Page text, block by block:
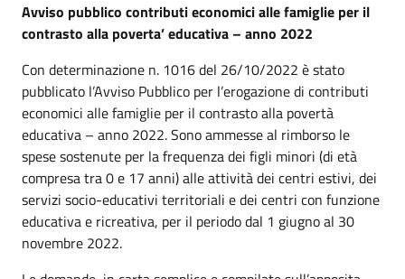
Avviso pubblico contributi economici alle famiglie per il
contrasto alla poverta’ educativa – anno 2022
Con determinazione n. 1016 del 26/10/2022 è stato
pubblicato l’Avviso Pubblico per l’erogazione di contributi
economici alle famiglie per il contrasto alla povertà
educativa – anno 2022. Sono ammesse al rimborso le
spese sostenute per la frequenza dei figli minori (di età
compresa tra 0 e 17 anni) alle attività dei centri estivi, dei
servizi socio-educativi territoriali e dei centri con funzione
educativa e ricreativa, per il periodo dal 1 giugno al 30
novembre 2022.